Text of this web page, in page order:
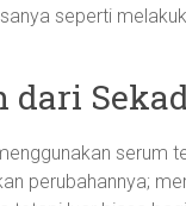
seperti
dari
serum
perubahannya;